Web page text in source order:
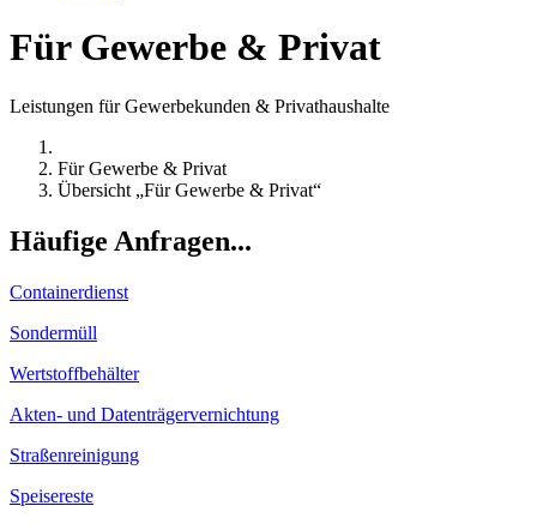
Für Gewerbe & Privat
Leistungen für Gewerbekunden & Privathaushalte
Für Gewerbe & Privat
Übersicht „Für Gewerbe & Privat“
Häufige Anfragen...
Containerdienst
Sondermüll
Wertstoffbehälter
Akten- und Datenträgervernichtung
Straßenreinigung
Speisereste